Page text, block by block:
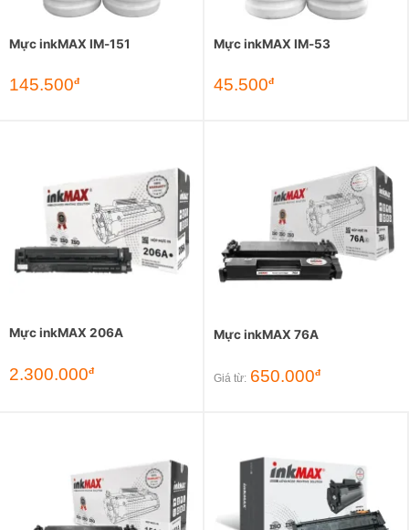
Mực inkMAX IM-151
145.500đ
Mực inkMAX IM-53
45.500đ
Mực inkMAX 206A
2.300.000đ
Mực inkMAX 76A
Giá từ: 650.000đ